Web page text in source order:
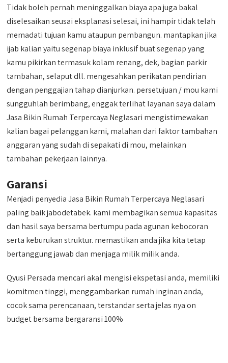
Tidak boleh pernah meninggalkan biaya apa juga bakal
diselesaikan seusai eksplanasi selesai, ini hampir tidak telah
memadati tujuan kamu ataupun pembangun. mantapkan jika
ijab kalian yaitu segenap biaya inklusif buat segenap yang
kamu pikirkan termasuk kolam renang, dek, bagian parkir
tambahan, selaput dll. mengesahkan perikatan pendirian
dengan penggajian tahap dianjurkan. persetujuan / mou kami
sungguhlah berimbang, enggak terlihat layanan saya dalam
Jasa Bikin Rumah Terpercaya Neglasari mengistimewakan
kalian bagai pelanggan kami, malahan dari faktor tambahan
anggaran yang sudah di sepakati di mou, melainkan
tambahan pekerjaan lainnya.
Garansi
Menjadi penyedia Jasa Bikin Rumah Terpercaya Neglasari
paling baik jabodetabek. kami membagikan semua kapasitas
dan hasil saya bersama bertumpu pada agunan kebocoran
serta keburukan struktur. memastikan anda jika kita tetap
bertanggung jawab dan menjaga milik milik anda.
Qyusi Persada mencari akal mengisi ekspetasi anda, memiliki
komitmen tinggi, menggambarkan rumah inginan anda,
cocok sama perencanaan, terstandar serta jelas nya on
budget bersama bergaransi 100%